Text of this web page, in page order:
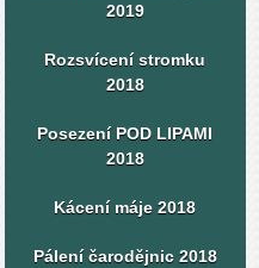
2019
Rozsvícení stromku
2018
Posezení POD LIPAMI
2018
Kácení máje 2018
Pálení čarodějnic 2018